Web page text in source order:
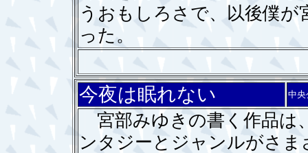
うおもしろさで、以後僕
った。
今夜は眠れない 中央
宮部みゆきの書く作品は
ンタジーとジャンルがさ